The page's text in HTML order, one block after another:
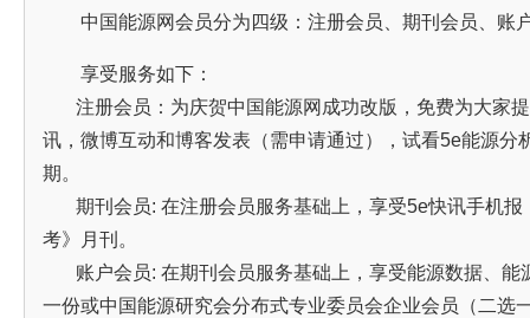
中国能源网会员分为四级：注册会员、期刊会员、账
享受服务如下：
注册会员：为庆贺中国能源网成功改版，免费为大家
讯，微博互动和博客发表（需申请通过），试看5e能源分
期。
期刊会员: 在注册会员服务基础上，享受5e快讯手机报
考》月刊。
账户会员: 在期刊会员服务基础上，享受能源数据、能
一份或中国能源研究会分布式专业委员会企业会员（二选